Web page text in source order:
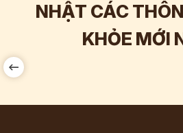
NHẬT CÁC
KHỎE MỚI